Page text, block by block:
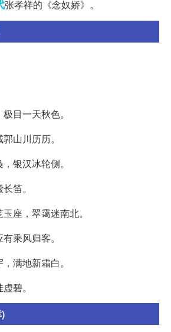
张孝祥的《念奴娇》。
目一天秋色。
山川历历。
银汉冰轮侧。
笛。
座，翠霭迷南北。
乘风归客。
满地新霜白。
碧。